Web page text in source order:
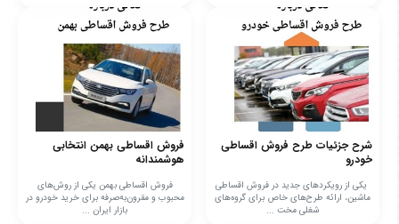
شرح جزئیات طرح فروش اقساطی
خودرو
یکی از رویکردهای جدید در فروش اقساطی
ماشین، ارائه طرح‌های خاص برای گروه‌های
شغلی مخت ...
فروش اقساطی بهمن انتخابی
هوشمندانه
فروش اقساطی بهمن یکی از روش‌های
محبوب و مقرون‌به‌صرفه برای خرید خودرو در
بازار ایران ...